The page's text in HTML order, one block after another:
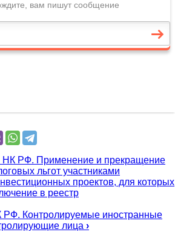
НК РФ. Применение и прекращение
льгот участниками
проектов, для которых
в реестр
РФ. Контролируемые иностранные
лица ›